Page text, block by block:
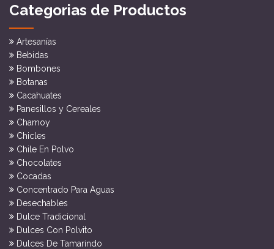
Categorias de Productos
Artesanías
Bebidas
Bombones
Botanas
Cacahuates
Panesillos y Cereales
Chamoy
Chicles
Chile En Polvo
Chocolates
Cocadas
Concentrado Para Aguas
Desechables
Dulce Tradicional
Dulces Con Polvito
Dulces De Tamarindo